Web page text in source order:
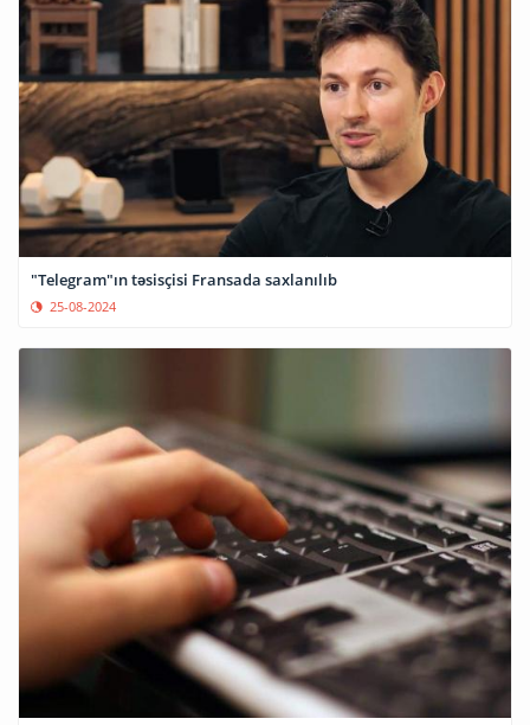
"Telegram"ın təsisçisi Fransada saxlanılıb
25-08-2024